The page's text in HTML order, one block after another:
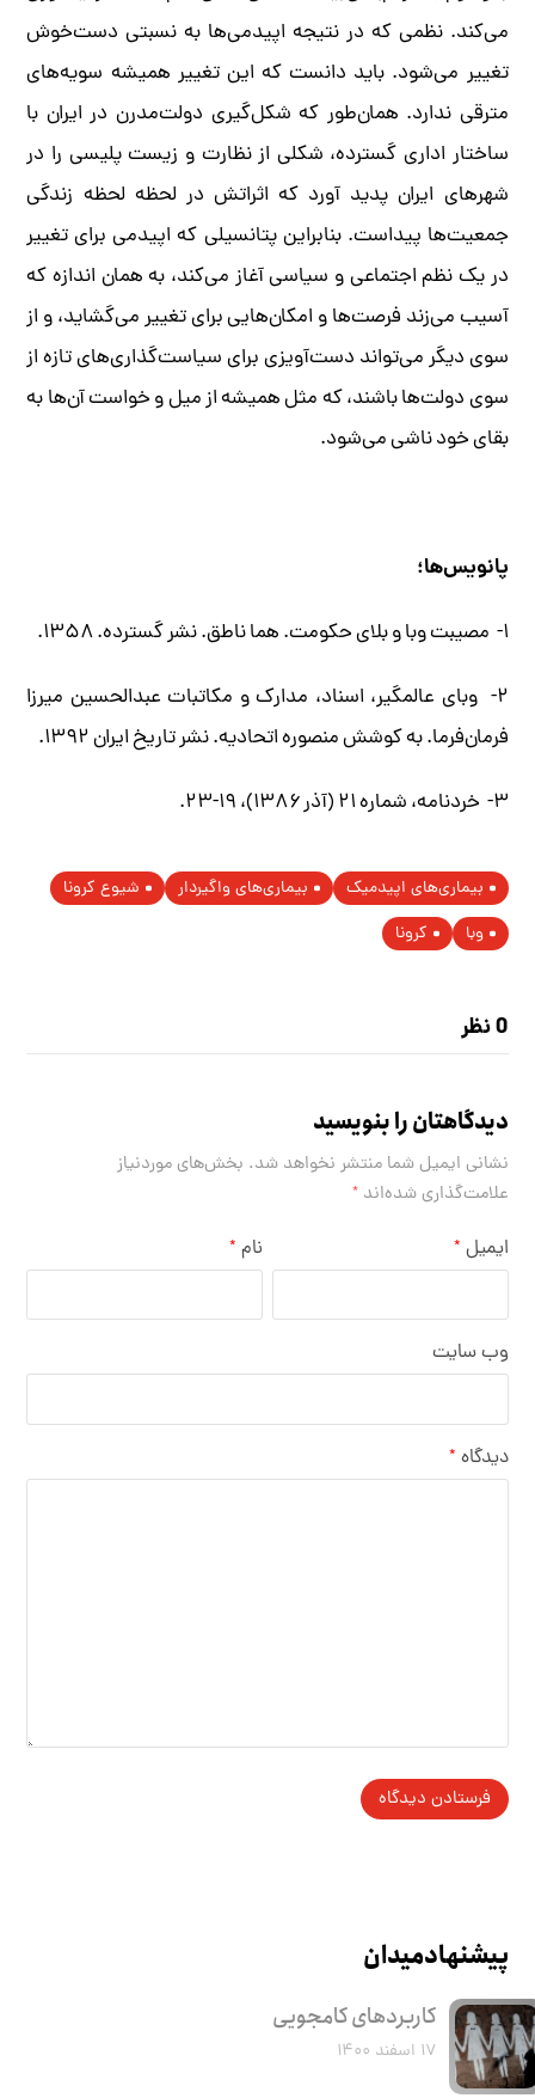
می‌کند. نظمی که در نتیجه اپیدمی‌ها به نسبتی دست‌خوش
تغییر می‌شود. باید دانست که این تغییر همیشه سویه‌های
مترقی ندارد. همان‌طور که شکل‌گیری دولت‌مدرن در ایران با
ساختار اداری گسترده، شکلی از نظارت و زیست پلیسی را در
شهرهای ایران پدید آورد که اثراتش در لحظه لحظه زندگی
جمعیت‌ها پیداست. بنابراین پتانسیلی که اپیدمی برای تغییر
در یک نظم اجتماعی و سیاسی آغاز می‌کند، به همان اندازه که
آسیب می‌زند فرصت‌ها و امکان‌هایی برای تغییر می‌گشاید، و از
سوی دیگر می‌تواند دست‌آویزی برای سیاست‌گذاری‌های تازه‌ از
سوی دولت‌ها باشند، که مثل همیشه از میل و خواست آن‌ها به
بقای خود ناشی می‌شود.
پانویس‌ها؛
۱- مصیبت وبا و بلای حکومت. هما ناطق. نشر گسترده. ۱۳۵۸.
۲- وبای عالمگیر، اسناد، مدارک و مکاتبات عبدالحسین میرزا
فرمان‌فرما. به کوشش منصوره اتحادیه. نشر تاریخ ایران ۱۳۹۲.
۳- خردنامه، شماره ۲۱ (آذر ۱۳۸۶)، ۱۹-۲۳.
بیماری‌های اپیدمیک بیماری‌های واگیردار
شیوع کرونا
وبا
کرونا
0 نظر
دیدگاهتان را بنویسید
نشانی ایمیل شما منتشر نخواهد شد. بخش‌های موردنیاز
علامت‌گذاری شده‌اند*
نام * ایمیل *
وب‌ سایت
دیدگاه *
پیشنهاد میدان
کاربرد‌های کامجویی
۱۷ اسفند ۱۴۰۰